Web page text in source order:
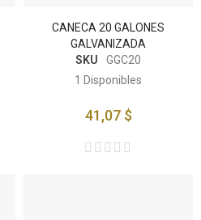
CANECA 20 GALONES
GALVANIZADA
SKU
GGC20
1 Disponibles
41,07 $